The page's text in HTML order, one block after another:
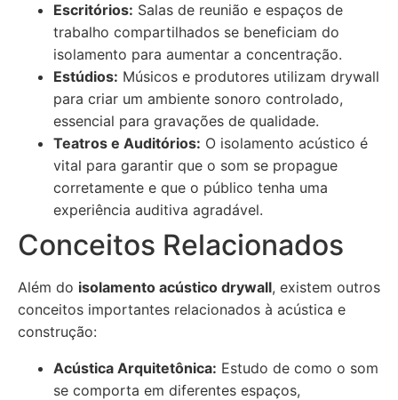
Escritórios: Salas de reunião e espaços de
trabalho compartilhados se beneficiam do
isolamento para aumentar a concentração.
Estúdios: Músicos e produtores utilizam drywall
para criar um ambiente sonoro controlado,
essencial para gravações de qualidade.
Teatros e Auditórios: O isolamento acústico é
vital para garantir que o som se propague
corretamente e que o público tenha uma
experiência auditiva agradável.
Conceitos Relacionados
Além do isolamento acústico drywall, existem outros
conceitos importantes relacionados à acústica e
construção:
Acústica Arquitetônica: Estudo de como o som
se comporta em diferentes espaços,